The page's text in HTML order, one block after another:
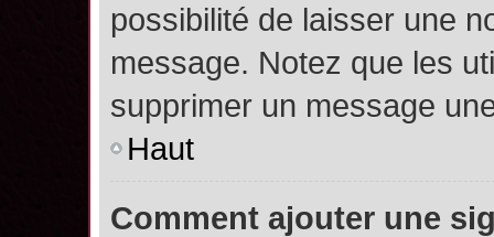
possibilité de laisser une
message. Notez que les
supprimer un message
Haut
Comment ajouter une